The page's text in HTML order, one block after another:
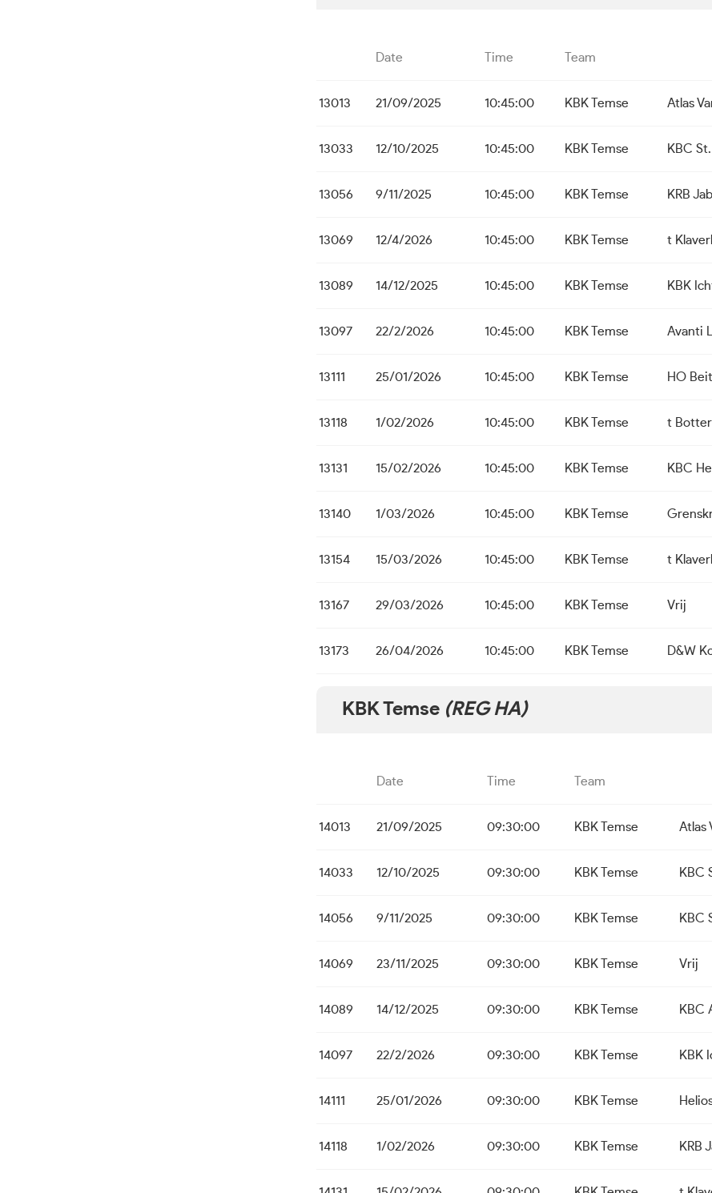
Date Time Team
13013 21/09/2025 10:45:00 KBK Temse Atlas
13033 12/10/2025 10:45:00 KBK Temse KBC
13056 9/11/2025 10:45:00 KBK Temse KRB
13069 12/4/2026 10:45:00 KBK Temse t
13089 14/12/2025 10:45:00 KBK Temse KBK
13097 22/2/2026 10:45:00 KBK Temse Avanti
13111 25/01/2026 10:45:00 KBK Temse HO
13118 1/02/2026 10:45:00 KBK Temse t
13131 15/02/2026 10:45:00 KBK Temse KBC
13140 1/03/2026 10:45:00 KBK Temse
13154 15/03/2026 10:45:00 KBK Temse t
13167 29/03/2026 10:45:00 KBK Temse Vrij
13173 26/04/2026 10:45:00 KBK Temse D&W
KBK Temse (REG HA)
Date Time Team
14013 21/09/2025 09:30:00 KBK Temse Atlas
14033 12/10/2025 09:30:00 KBK Temse KBC
14056 9/11/2025 09:30:00 KBK Temse KBC
14069 23/11/2025 09:30:00 KBK Temse Vrij
14089 14/12/2025 09:30:00 KBK Temse KBC
14097 22/2/2026 09:30:00 KBK Temse KBK
14111 25/01/2026 09:30:00 KBK Temse
14118 1/02/2026 09:30:00 KBK Temse KRB